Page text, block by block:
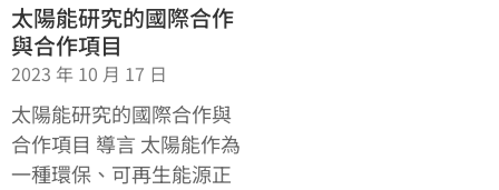
太陽能研究的國際合作
與合作項目
2023 年 10 月 17 日
太陽能研究的國際合作與
合作項目 導言 太陽能作為
一種環保、可再生能源正